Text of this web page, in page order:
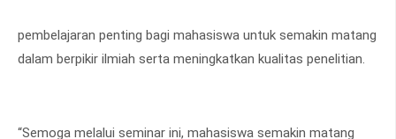
pembelajaran penting bagi mahasiswa untuk semakin matang
dalam berpikir ilmiah serta meningkatkan kualitas penelitian.
“Semoga melalui seminar ini, mahasiswa semakin matang